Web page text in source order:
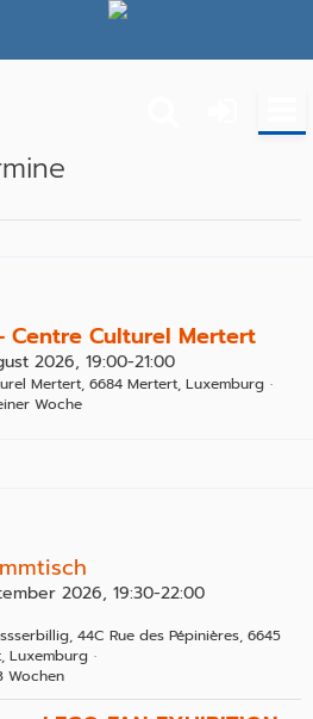
Centre Culturel Mertert
2026, 19:00-21:00
Mertert, 6684 Mertert, Luxemburg
Woche
2026, 19:30-22:00
44C Rue des Pépinières, 6645
Luxemburg
Wochen